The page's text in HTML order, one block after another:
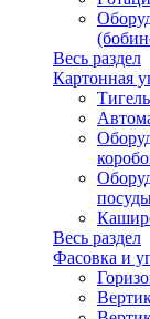
Весь раздел
Картонная
Весь раздел
Фасовка и